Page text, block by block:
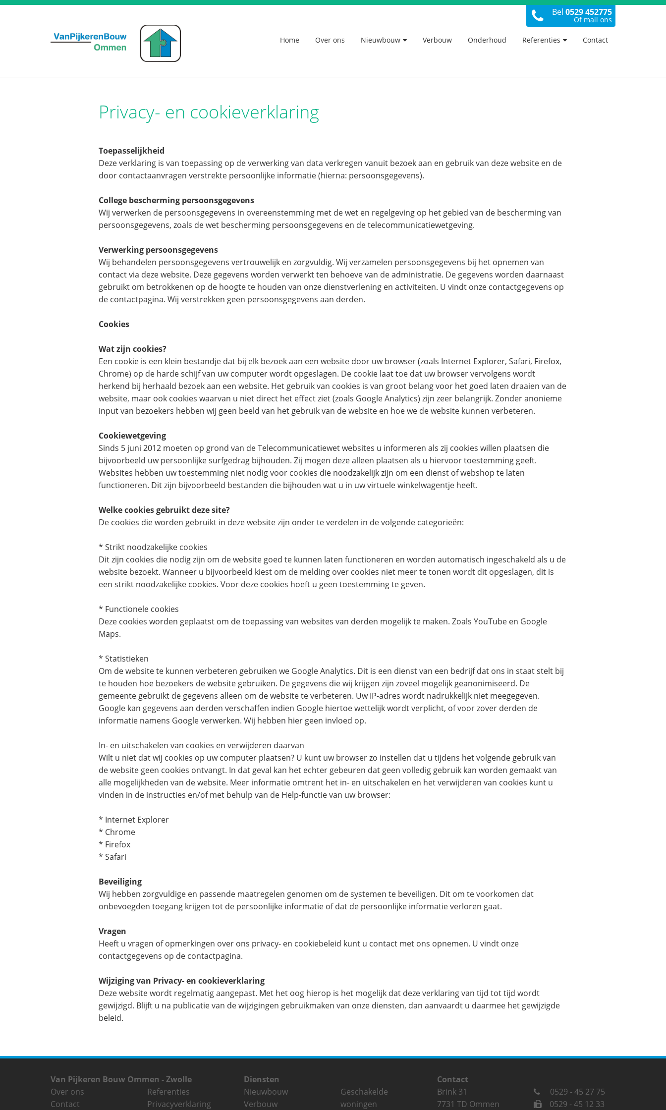
Bel 0529 452775
Of mail ons
Home Over ons Nieuwbouw Verbouw Onderhoud Referenties Contact
Privacy- en cookieverklaring
Toepasselijkheid
Deze verklaring is van toepassing op de verwerking van data verkregen vanuit bezoek aan en gebruik van deze website en de
door contactaanvragen verstrekte persoonlijke informatie (hierna: persoonsgegevens).
College bescherming persoonsgegevens
Wij verwerken de persoonsgegevens in overeenstemming met de wet en regelgeving op het gebied van de bescherming van
persoonsgegevens, zoals de wet bescherming persoonsgegevens en de telecommunicatiewetgeving.
Verwerking persoonsgegevens
Wij behandelen persoonsgegevens vertrouwelijk en zorgvuldig. Wij verzamelen persoonsgegevens bij het opnemen van
contact via deze website. Deze gegevens worden verwerkt ten behoeve van de administratie. De gegevens worden daarnaast
gebruikt om betrokkenen op de hoogte te houden van onze dienstverlening en activiteiten. U vindt onze contactgegevens op
de contactpagina. Wij verstrekken geen persoonsgegevens aan derden.
Cookies
Wat zijn cookies?
Een cookie is een klein bestandje dat bij elk bezoek aan een website door uw browser (zoals Internet Explorer, Safari, Firefox,
Chrome) op de harde schijf van uw computer wordt opgeslagen. De cookie laat toe dat uw browser vervolgens wordt
herkend bij herhaald bezoek aan een website. Het gebruik van cookies is van groot belang voor het goed laten draaien van de
website, maar ook cookies waarvan u niet direct het effect ziet (zoals Google Analytics) zijn zeer belangrijk. Zonder anonieme
input van bezoekers hebben wij geen beeld van het gebruik van de website en hoe we de website kunnen verbeteren.
Cookiewetgeving
Sinds 5 juni 2012 moeten op grond van de Telecommunicatiewet websites u informeren als zij cookies willen plaatsen die
bijvoorbeeld uw persoonlijke surfgedrag bijhouden. Zij mogen deze alleen plaatsen als u hiervoor toestemming geeft.
Websites hebben uw toestemming niet nodig voor cookies die noodzakelijk zijn om een dienst of webshop te laten
functioneren. Dit zijn bijvoorbeeld bestanden die bijhouden wat u in uw virtuele winkelwagentje heeft.
Welke cookies gebruikt deze site?
De cookies die worden gebruikt in deze website zijn onder te verdelen in de volgende categorieën:
* Strikt noodzakelijke cookies
Dit zijn cookies die nodig zijn om de website goed te kunnen laten functioneren en worden automatisch ingeschakeld als u de
website bezoekt. Wanneer u bijvoorbeeld kiest om de melding over cookies niet meer te tonen wordt dit opgeslagen, dit is
een strikt noodzakelijke cookies. Voor deze cookies hoeft u geen toestemming te geven.
* Functionele cookies
Deze cookies worden geplaatst om de toepassing van websites van derden mogelijk te maken. Zoals YouTube en Google
Maps.
* Statistieken
Om de website te kunnen verbeteren gebruiken we Google Analytics. Dit is een dienst van een bedrijf dat ons in staat stelt bij
te houden hoe bezoekers de website gebruiken. De gegevens die wij krijgen zijn zoveel mogelijk geanonimiseerd. De
gemeente gebruikt de gegevens alleen om de website te verbeteren. Uw IP-adres wordt nadrukkelijk niet meegegeven.
Google kan gegevens aan derden verschaffen indien Google hiertoe wettelijk wordt verplicht, of voor zover derden de
informatie namens Google verwerken. Wij hebben hier geen invloed op.
In- en uitschakelen van cookies en verwijderen daarvan
Wilt u niet dat wij cookies op uw computer plaatsen? U kunt uw browser zo instellen dat u tijdens het volgende gebruik van
de website geen cookies ontvangt. In dat geval kan het echter gebeuren dat geen volledig gebruik kan worden gemaakt van
alle mogelijkheden van de website. Meer informatie omtrent het in- en uitschakelen en het verwijderen van cookies kunt u
vinden in de instructies en/of met behulp van de Help-functie van uw browser:
* Internet Explorer
* Chrome
* Firefox
* Safari
Beveiliging
Wij hebben zorgvuldige en passende maatregelen genomen om de systemen te beveiligen. Dit om te voorkomen dat
onbevoegden toegang krijgen tot de persoonlijke informatie of dat de persoonlijke informatie verloren gaat.
Vragen
Heeft u vragen of opmerkingen over ons privacy- en cookiebeleid kunt u contact met ons opnemen. U vindt onze
contactgegevens op de contactpagina.
Wijziging van Privacy- en cookieverklaring
Deze website wordt regelmatig aangepast. Met het oog hierop is het mogelijk dat deze verklaring van tijd tot tijd wordt
gewijzigd. Blijft u na publicatie van de wijzigingen gebruikmaken van onze diensten, dan aanvaardt u daarmee het gewijzigde
beleid.
Van Pijkeren Bouw Ommen - Zwolle
Over ons
Contact
Referenties
Privacyverklaring
Diensten
Nieuwbouw
Verbouw
Geschakelde
woningen
Contact
Brink 31
7731 TD Ommen
0529 - 45 27 75
0529 - 45 12 33